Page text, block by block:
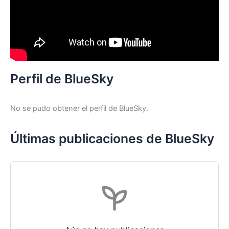
Perfil de BlueSky
No se pudo obtener el perfil de BlueSky.
Últimas publicaciones de BlueSky